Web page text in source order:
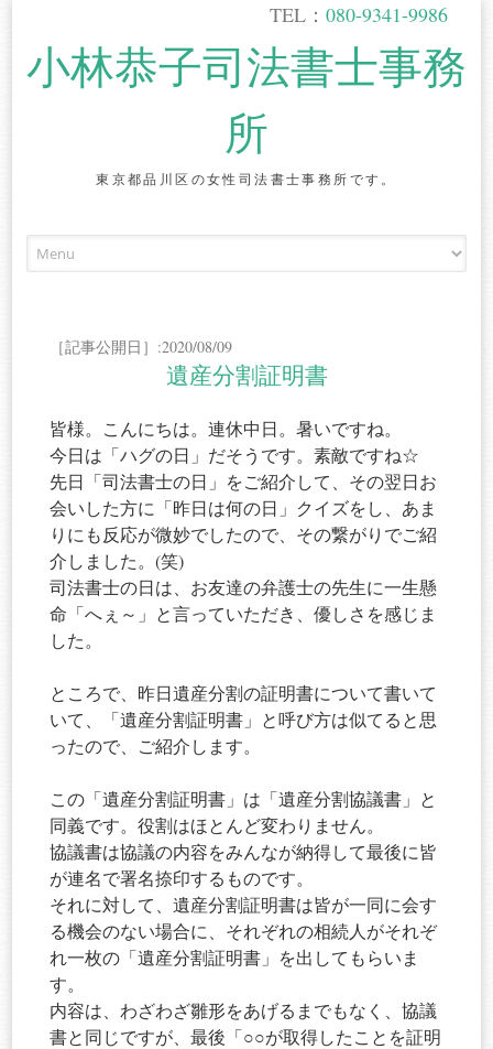
TEL： 080-9341-9986
小林恭子司法書士事務
所
東京都品川区の女性司法書士事務所です。
content
［記事公開日］:2020/08/09
遺産分割証明書
皆様。こんにちは。連休中日。暑いですね。
今日は「ハグの日」だそうです。素敵ですね☆
先日「司法書士の日」をご紹介して、その翌日お
会いした方に「昨日は何の日」クイズをし、あま
りにも反応が微妙でしたので、その繋がりでご紹
介しました。(笑)
司法書士の日は、お友達の弁護士の先生に一生懸
命「へぇ～」と言っていただき、優しさを感じま
した。
ところで、昨日遺産分割の証明書について書いて
いて、「遺産分割証明書」と呼び方は似てると思
ったので、ご紹介します。
この「遺産分割証明書」は「遺産分割協議書」と
同義です。役割はほとんど変わりません。
協議書は協議の内容をみんなが納得して最後に皆
が連名で署名捺印するものです。
それに対して、遺産分割証明書は皆が一同に会す
る機会のない場合に、それぞれの相続人がそれぞ
れ一枚の「遺産分割証明書」を出してもらいま
す。
内容は、わざわざ雛形をあげるまでもなく、協議
書と同じですが、最後「○○が取得したことを証明